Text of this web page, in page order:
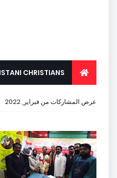
CHRISTIANS
FOR YOUTH
عرض المشاركات من فبراير, 2022